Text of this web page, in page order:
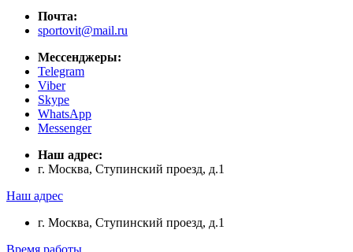
Почта:
sportovit@mail.ru
Мессенджеры:
Telegram
Viber
Skype
WhatsApp
Messenger
Наш адрес:
г. Москва, Ступинский проезд, д.1
Наш адрес
г. Москва, Ступинский проезд, д.1
Время работы